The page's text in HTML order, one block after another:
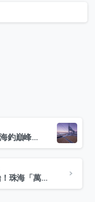
鎖定港船北上、遊艇展與海釣巔峰賽：2026香港船主不可缺席的年度盛宴
新增 400 泊位只是開始！珠海「萬山群島」將成香港船主的私人後花園？